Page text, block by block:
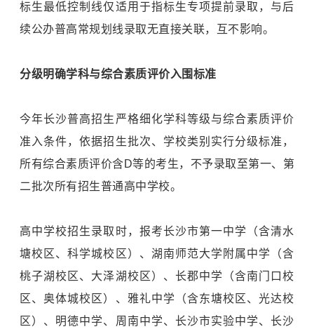
标生最低控制线仅适用于指标生专项提前录取，与后
续公办普高常规划线录取无直接关联，互不影响。
分级明确学科与综合素质评价入围标准
今年长沙普高招生严格细化学科等级与综合素质评价
准入条件，依据招生批次、学校类别实行分级标准，
所有综合素质评价含D等的考生，不予录取至第一、第
二批次所有招生普通高中学校。
高中学校招生录取时，报考长沙市第一中学（含清水
塘校区、科学城校区）、湖南师范大学附属中学（含
桃子湖校区、大泽湖校区）、长郡中学（含南门口校
区、奥体城校区）、雅礼中学（含东塘校区、光达校
区）、明德中学、周南中学、长沙市实验中学、长沙